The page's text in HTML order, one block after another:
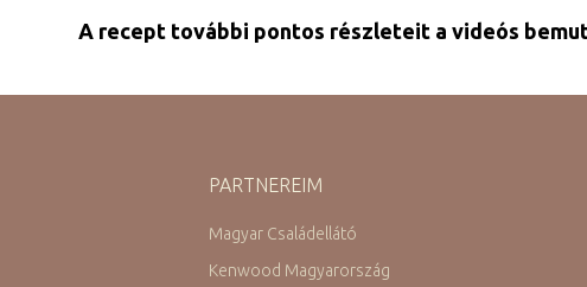
A recept további pontos részleteit a videós
PARTNEREIM
Magyar Családellátó
Kenwood Magyarország